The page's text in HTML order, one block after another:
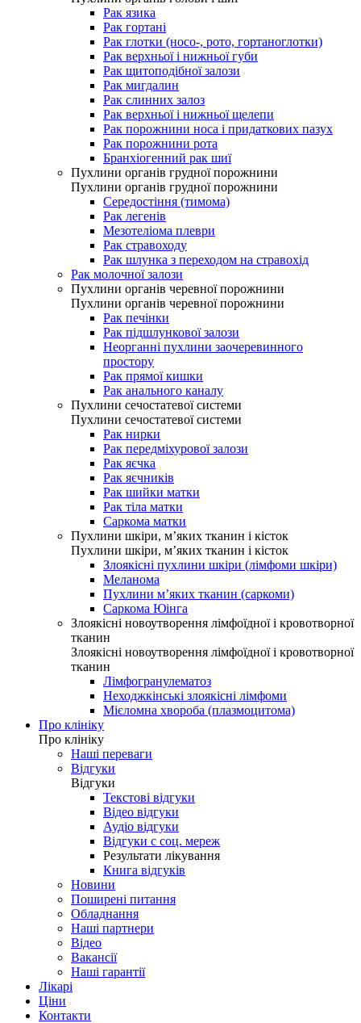
Рак язика
Рак гортані
Рак глотки (носо-, рото, гортаноглотки)
Рак верхньої і нижньої губи
Рак щитоподібної залози
Рак мигдалин
Рак слинних залоз
Рак верхньої і нижньої щелепи
Рак порожнини носа і придаткових пазух
Рак порожнини рота
Бранхіогенний рак шиї
Пухлини органів грудної порожнини
Пухлини органів грудної порожнини
Середостіння (тимома)
Рак легенів
Мезотеліома плеври
Рак стравоходу
Рак шлунка з переходом на стравохід
Рак молочної залози
Пухлини органів черевної порожнини
Пухлини органів черевної порожнини
Рак печінки
Рак підшлункової залози
Неорганні пухлини заочеревинного
простору
Рак прямої кишки
Рак анального каналу
Пухлини сечостатевої системи
Пухлини сечостатевої системи
Рак нирки
Рак передміхурової залози
Рак яєчка
Рак яєчників
Рак шийки матки
Рак тіла матки
Саркома матки
Пухлини шкіри, м’яких тканин і кісток
Пухлини шкіри, м’яких тканин і кісток
Злоякісні пухлини шкіри (лімфоми шкіри)
Меланома
Пухлини м’яких тканин (саркоми)
Саркома Юінга
Злоякісні новоутворення лімфоїдної і кровотворної
тканин
Злоякісні новоутворення лімфоїдної і кровотворної
тканин
Лімфогранулематоз
Неходжкінські злоякісні лімфоми
Мієломна хвороба (плазмоцитома)
Про клініку
Про клініку
Наші переваги
Відгуки
Відгуки
Текстові відгуки
Відео відгуки
Аудіо відгуки
Відгуки с соц. мереж
Результати лікування
Книга відгуків
Новини
Поширені питання
Обладнання
Наші партнери
Відео
Вакансії
Наші гарантії
Лікарі
Ціни
Контакти